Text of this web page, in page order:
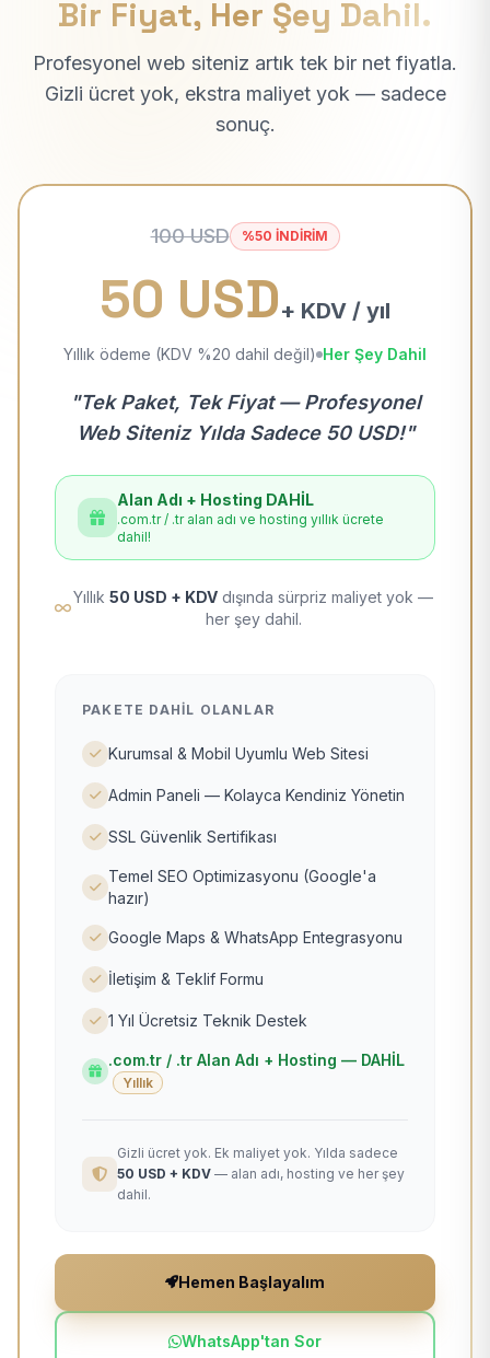
Bir Fiyat, Her Şey Dahil.
Profesyonel web siteniz artık tek bir net fiyatla.
Gizli ücret yok, ekstra maliyet yok — sadece
sonuç.
100 USD %50 İNDİRİM
50 USD+ KDV / yıl
Yıllık ödeme (KDV %20 dahil değil) Her Şey Dahil
"Tek Paket, Tek Fiyat — Profesyonel
Web Siteniz Yılda Sadece 50 USD!"
Alan Adı + Hosting DAHİL
.com.tr / .tr alan adı ve hosting yıllık ücrete
dahil!
Yıllık 50 USD + KDV dışında sürpriz maliyet yok —
her şey dahil.
PAKETE DAHIL OLANLAR
Kurumsal & Mobil Uyumlu Web Sitesi
Admin Paneli — Kolayca Kendiniz Yönetin
SSL Güvenlik Sertifikası
Temel SEO Optimizasyonu (Google'a
hazır)
Google Maps & WhatsApp Entegrasyonu
İletişim & Teklif Formu
1 Yıl Ücretsiz Teknik Destek
.com.tr / .tr Alan Adı + Hosting — DAHİL
Yıllık
Gizli ücret yok. Ek maliyet yok. Yılda sadece
50 USD + KDV — alan adı, hosting ve her şey
dahil.
Hemen Başlayalım
WhatsApp'tan Sor